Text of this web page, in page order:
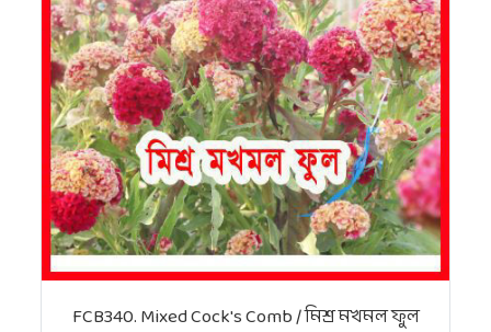
FCB340. Mixed Cock's Comb / মিশ্র মখমল ফুল